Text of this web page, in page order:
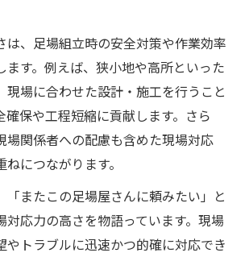
は、足場組立時の安全対策や作業効率
ます。例えば、狭小地や高所といった
現場に合わせた設計・施工を行うこと
確保や工程短縮に貢献します。さら
場関係者への配慮も含めた現場対応
につながります。
「またこの足場屋さんに頼みたい」と
対応力の高さを物語っています。現場
やトラブルに迅速かつ的確に対応でき